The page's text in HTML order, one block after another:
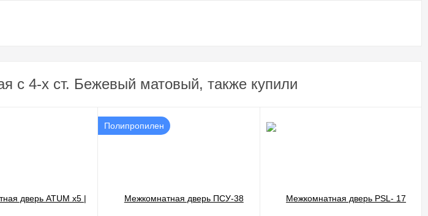
c 4-х ст. Бежевый матовый, также купили
Полипропилен